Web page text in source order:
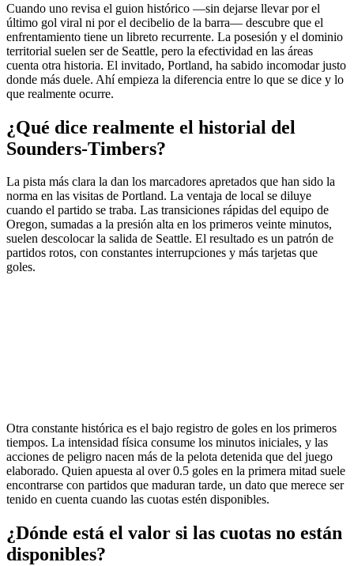
Cuando uno revisa el guion histórico —sin dejarse llevar por el
último gol viral ni por el decibelio de la barra— descubre que el
enfrentamiento tiene un libreto recurrente. La posesión y el dominio
territorial suelen ser de Seattle, pero la efectividad en las áreas
cuenta otra historia. El invitado, Portland, ha sabido incomodar justo
donde más duele. Ahí empieza la diferencia entre lo que se dice y lo
que realmente ocurre.
¿Qué dice realmente el historial del
Sounders-Timbers?
La pista más clara la dan los marcadores apretados que han sido la
norma en las visitas de Portland. La ventaja de local se diluye
cuando el partido se traba. Las transiciones rápidas del equipo de
Oregon, sumadas a la presión alta en los primeros veinte minutos,
suelen descolocar la salida de Seattle. El resultado es un patrón de
partidos rotos, con constantes interrupciones y más tarjetas que
goles.
Otra constante histórica es el bajo registro de goles en los primeros
tiempos. La intensidad física consume los minutos iniciales, y las
acciones de peligro nacen más de la pelota detenida que del juego
elaborado. Quien apuesta al over 0.5 goles en la primera mitad suele
encontrarse con partidos que maduran tarde, un dato que merece ser
tenido en cuenta cuando las cuotas estén disponibles.
¿Dónde está el valor si las cuotas no están
disponibles?